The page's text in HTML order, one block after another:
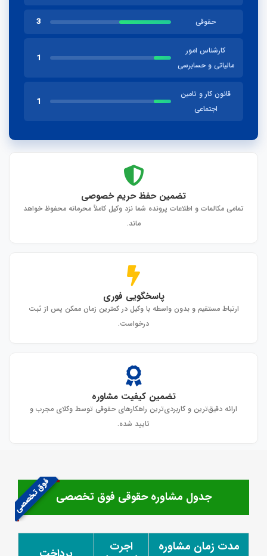
حقوقی 3
کارشناس امور
مالیاتی و حسابرسی
1
قانون کار و تامین
اجتماعی
1
تضمین حفظ حریم خصوصی
تمامی مکالمات و اطلاعات پرونده شما نزد وکیل کاملاً محرمانه محفوظ خواهد
ماند.
پاسخگویی فوری
ارتباط مستقیم و بدون واسطه با وکیل در کمترین زمان ممکن پس از ثبت
درخواست.
تضمین کیفیت مشاوره
ارائه دقیق‌ترین و کاربردی‌ترین راهکارهای حقوقی توسط وکلای مجرب و
تایید شده.
فوق تخصصی جدول مشاوره حقوقی فوق تخصصی
مدت زمان مشاوره
اجرت